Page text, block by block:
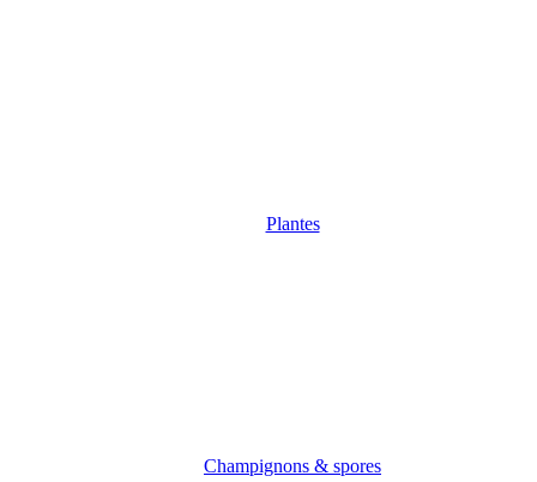
Plantes
Champignons & spores